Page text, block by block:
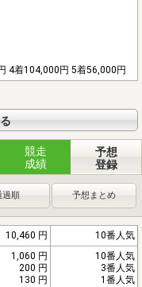
4着104,000円 5着56,000円
競走
成績
予想
登録
過順 予想まとめ
10,460 円 10番人気
1,060 円
200 円
130 円
10番人気
3番人気
1番人気